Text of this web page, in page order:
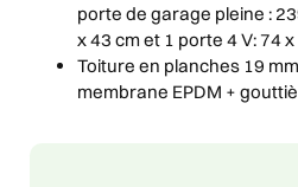
porte de garage pleine :
x 43 cm et 1 porte 4 V: 74
Toiture en planches 19
membrane EPDM +